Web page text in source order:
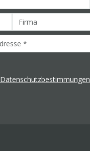
Datenschutzbestimmungen